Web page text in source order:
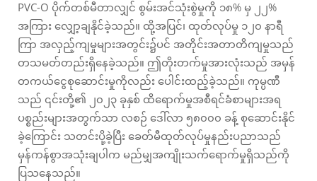
PVC-O ပိုက်တစ်မီတာလျှင် စွမ်းအင်သုံးစွဲမှုကို ၁၈% မှ ၂၂%
အကြား လျှော့ချနိုင်ခဲ့သည်။ ထို့အပြင်၊ ထုတ်လုပ်မှု ၁၂၀ နာရီ
ကြာ အလှည့်ကျမှုများအတွင်း၌ပင် အတိုင်းအတာတိကျမှုသည်
တသမတ်တည်းရှိနေခဲ့သည်။ ဤတိုးတက်မှုအားလုံးသည် အမှန်
တကယ်ငွေစုဆောင်းမှုကိုလည်း ပေါင်းထည့်ခဲ့သည်။ ကုမ္ပဏီ
သည် ၎င်းတို့၏ ၂၀၂၃ ခုနှစ် ထိရောက်မှုအစီရင်ခံစာများအရ
ပစ္စည်းများအတွက်သာ လစဉ် ဒေါ်လာ ၅၈၀၀၀ ခန့် စုဆောင်းနိုင်
ခဲ့ကြောင်း သတင်းပို့ခဲ့ပြီး ခေတ်မီထုတ်လုပ်မှုနည်းပညာသည်
မှန်ကန်စွာအသုံးချပါက မည်မျှအကျိုးသက်ရောက်မှုရှိသည်ကို
ပြသနေသည်။